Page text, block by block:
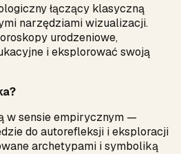
łączący klasyczną
narzędziami wizualizacji.
urodzeniowe,
i eksplorować swoją
w sensie empirycznym —
do autorefleksji i eksploracji
archetypami i symboliką